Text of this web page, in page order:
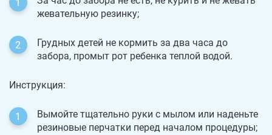
жевательную резинку;
Грудных детей не кормить за два часа до
забора, промыт рот ребенка теплой водой.
Инструкция:
Вымойте тщательно руки с мылом или наденьте
резиновые перчатки перед началом процедуры;